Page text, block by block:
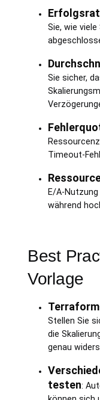
Sie, wie
Sie sicher,
Timeout-
E/A-
während
Best
Vorlage
Stellen Sie
die
genau
testen: